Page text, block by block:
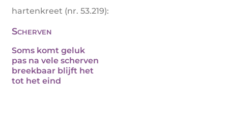
hartenkreet (nr. 53.219):
Scherven
Soms komt geluk
pas na vele scherven
breekbaar blijft het
tot het eind